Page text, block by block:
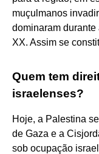
muçulmanos
dominaram
XX. Assim se
Quem tem
israelenses?
Hoje, a Palestina
de Gaza e a
sob ocupação